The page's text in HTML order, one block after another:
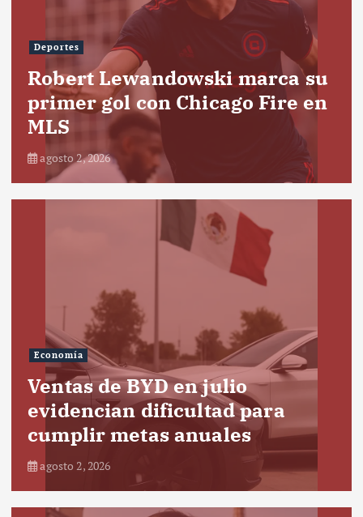
Deportes
Robert Lewandowski marca su
primer gol con Chicago Fire en
MLS
agosto 2, 2026
Economía
Ventas de BYD en julio
evidencian dificultad para
cumplir metas anuales
agosto 2, 2026